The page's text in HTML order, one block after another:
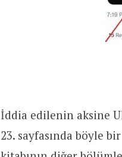
İddia edilenin aksine
23. sayfasında böyle